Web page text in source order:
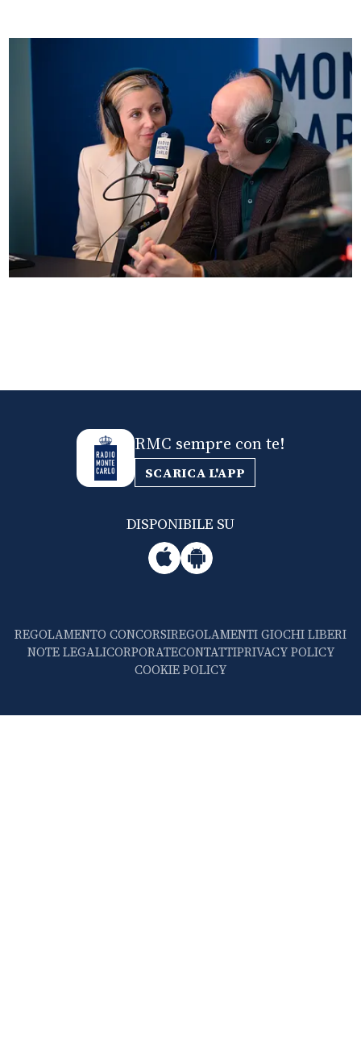
RMC sempre con te!
SCARICA L'APP
DISPONIBILE SU
REGOLAMENTO CONCORSIREGOLAMENTI GIOCHI LIBERI
NOTE LEGALICORPORATECONTATTIPRIVACY POLICY
COOKIE POLICY